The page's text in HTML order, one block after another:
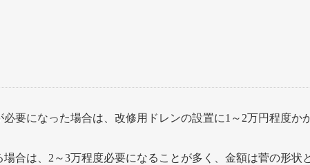
要になった場合は、改修用ドレンの設置に1～2万円程度か
場合は、2～3万程度必要になることが多く、金額は菅の形状